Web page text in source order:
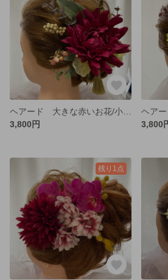
3,800円
3,800
残り1点